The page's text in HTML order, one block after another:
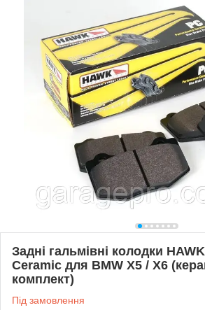
Задні гальмівні колодки
Ceramic для BMW X5 / X6
комплект)
Під замовлення